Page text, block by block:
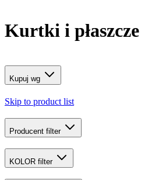
Kurtki i płaszcze
Kupuj wg
Skip to product list
Producent filter
KOLOR filter